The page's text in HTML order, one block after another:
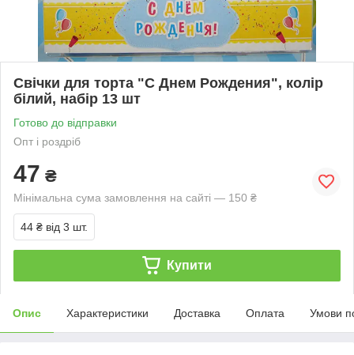
Свічки для торта "С Днем Рождения", колір
білий, набір 13 шт
Готово до відправки
Опт і роздріб
47 ₴
Мінімальна сума замовлення на сайті — 150 ₴
44 ₴ від 3 шт.
Купити
Опис Характеристики Доставка Оплата Умови